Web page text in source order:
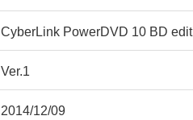
CyberLink PowerDVD 10 BD
Ver.1
2014/12/09